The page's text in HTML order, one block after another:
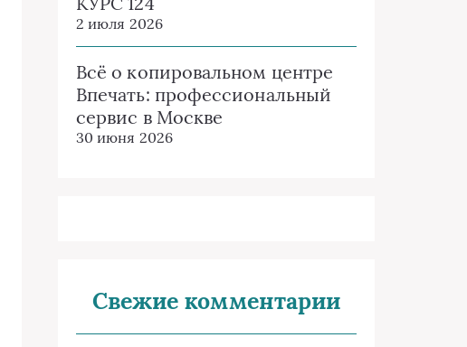
2 июля 2026
Всё о копировальном центре
Впечать: профессиональный
сервис в Москве
30 июня 2026
Свежие комментарии